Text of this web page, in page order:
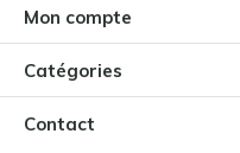
Mon compte
Catégories
Contact